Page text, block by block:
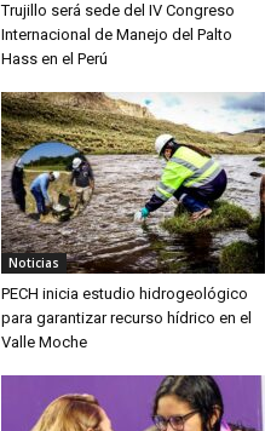
Trujillo será sede del IV Congreso
Internacional de Manejo del Palto
Hass en el Perú
Noticias
PECH inicia estudio hidrogeológico
para garantizar recurso hídrico en el
Valle Moche